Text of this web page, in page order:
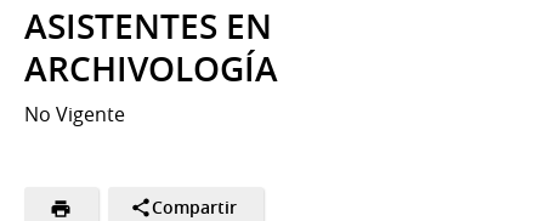
ASISTENTES EN
ARCHIVOLOGÍA
No Vigente
Compartir